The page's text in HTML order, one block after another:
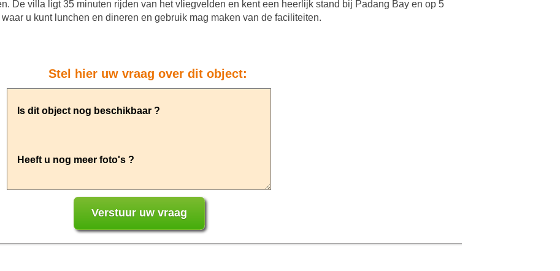
De villa ligt 35 minuten rijden van het vliegvelden en kent een heerlijk stand bij Padang Bay en op 5
u kunt lunchen en dineren en gebruik mag maken van de faciliteiten.
Stel hier uw vraag over dit object: